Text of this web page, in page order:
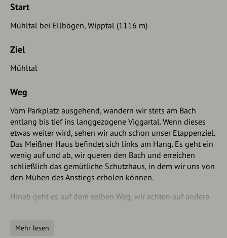
Start
Mühltal bei Ellbögen, Wipptal (1116 m)
Ziel
Mühltal
Weg
Vom Parkplatz ausgehend, wandern wir stets am Bach
entlang bis tief ins langgezogene Viggartal. Wenn dieses
etwas weiter wird, sehen wir auch schon unser Etappenziel.
Das Meißner Haus befindet sich links am Hang. Es geht ein
wenig auf und ab, wir queren den Bach und erreichen
schließlich das gemütliche Schutzhaus, in dem wir uns von
den Mühen des Anstiegs erholen können.
Hinab geht es auf dem selben Weg, wir achten auf andere
Mehr lesen